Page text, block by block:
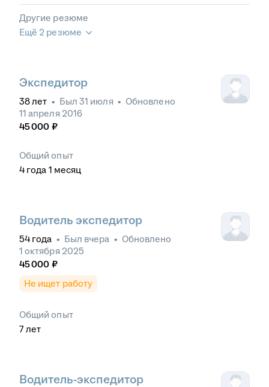
Другие резюме
Ещё 2 резюме
Экспедитор
38лет • Был 31 июля • Обновлено
11 апреля 2016
45 000 ₽
Общий опыт
4 года 1 месяц
Водитель экспедитор
54 года • Был вчера • Обновлено
1 октября 2025
45 000 ₽
Не ищет работу
Общий опыт
7лет
Водитель-экспедитор